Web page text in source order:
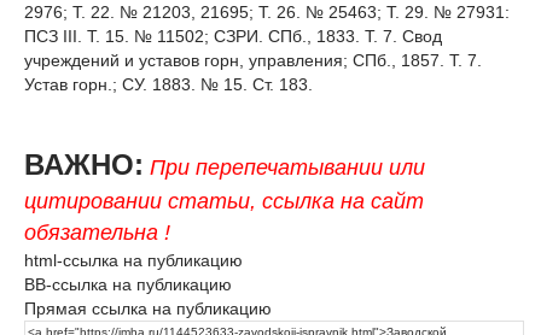
2976; Т. 22. № 21203, 21695; Т. 26. № 25463; Т. 29. № 27931:
ПСЗ III. Т. 15. № 11502; СЗРИ. СПб., 1833. Т. 7. Свод
учреждений и уставов горн, управления; СПб., 1857. Т. 7.
Устав горн.; СУ. 1883. № 15. Ст. 183.
ВАЖНО: При перепечатывании или
цитировании статьи, ссылка на сайт
обязательна !
html-ссылка на публикацию
BB-ссылка на публикацию
Прямая ссылка на публикацию